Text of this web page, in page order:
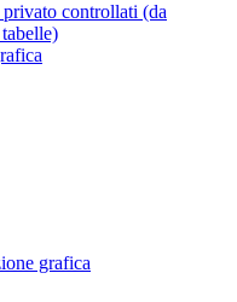
controllati (da
grafica